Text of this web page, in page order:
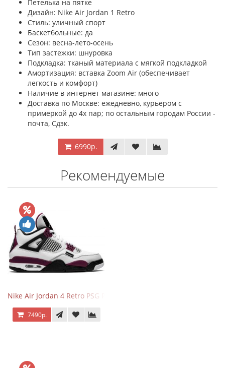
Петелька на пятке
Дизайн: Nike Air Jordan 1 Retro
Стиль: уличный спорт
Баскетбольные: да
Сезон: весна-лето-осень
Тип застежки: шнуровка
Подкладка: тканый материала с мягкой подкладкой
Амортизация: вставка Zoom Air (обеспечивает
легкость и комфорт)
Наличие в интернет магазине: много
Доставка по Москве: ежедневно, курьером с
примеркой до 4х пар; по остальным городам России -
почта, Сдэк.
6990р.
Рекомендуемые
Nike Air Jordan 4 Retro PSG Paris Saint-Germain
7490р.